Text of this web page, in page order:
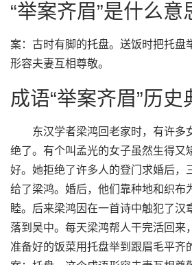
“举案齐眉”是什么意
案：古时有脚的托盘。送饭时把托盘
形容夫妻互相尊敬。
成语“举案齐眉”历史
东汉学者梁鸿回老家时，有许多
绝了。有个叫孟光的女子虽然生得又
好。她拒绝了许多人的登门求婚后，
给了梁鸿。婚后，他们靠种地和织布
睦。后来梁鸿因在一首诗中触犯了汉
落到吴中。每天梁鸿帮人干完活回来
准备好的饭菜用托盘举到跟眉毛平齐